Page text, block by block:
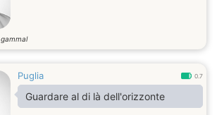
Puglia 0.7
Guardare al di là dell'orizzonte